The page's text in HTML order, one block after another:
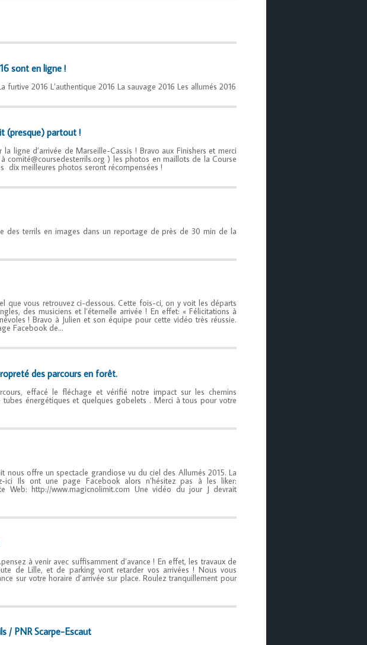
sont en ligne !
furtive 2016 L’authentique 2016 La sauvage 2016 Les allumés 2016
(presque) partout !
ligne d’arrivée de Marseille-Cassis ! Bravo aux Finishers et merci
) les photos en maillots de la Course
dix meilleures photos seront récompensées !
des terrils en images dans un reportage de près de 30 min de la
que vous retrouvez ci-dessous. Cette fois-ci, on y voit les départs
des musiciens et l’éternelle arrivée ! En effet: « Félicitations à
! Bravo à Julien et son équipe pour cette vidéo très réussie.
Facebook de…
des parcours en forêt.
effacé le fléchage et vérifié notre impact sur les chemins
tubes énergétiques et quelques gobelets . Merci à tous pour votre
nous offre un spectacle grandiose vu du ciel des Allumés 2015. La
Ils ont une page Facebook alors n’hésitez pas à les liker:
Web: http://www.magicnolimit.com Une vidéo du jour J devrait
à venir avec suffisamment d’avance ! En effet, les travaux de
de Lille, et de parking vont retarder vos arrivées ! Nous vous
sur votre horaire d’arrivée sur place. Roulez tranquillement pour
/ PNR Scarpe-Escaut